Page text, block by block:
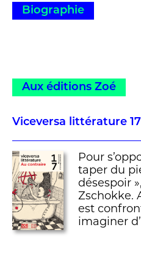
Biographie
Aux éditions Zoé
Viceversa littérature
Pour
taper du
désespoir
Zschokke.
est
imaginer